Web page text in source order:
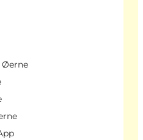
Øerne